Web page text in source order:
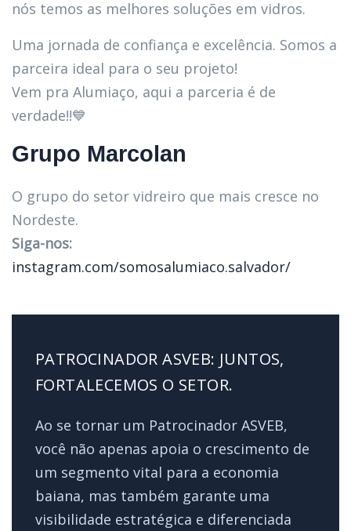
nós temos as melhores soluções em vidros.
Uma jornada de confiança e excelência. Somos a
parceira ideal para o seu projeto!
Vem pra Alumiaço, aqui a parceria é de
verdade!!💙
Grupo Marcolan
O grupo do setor vidreiro que mais cresce no
Nordeste.
Siga-nos:
instagram.com/somosalumiaco.salvador/
PATROCINADOR ASVEB: JUNTOS,
FORTALECEMOS O SETOR.
Ao se tornar um Patrocinador ASVEB,
você não apenas apoia o crescimento de
um segmento vital para a economia
baiana, mas também garante uma
visibilidade estratégica e diferenciada